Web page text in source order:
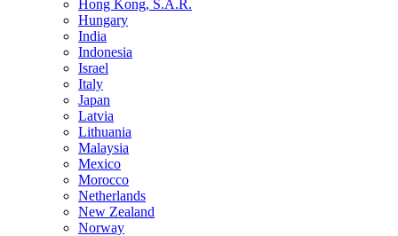
Hong Kong, S.A.R.
Hungary
India
Indonesia
Israel
Italy
Japan
Latvia
Lithuania
Malaysia
Mexico
Morocco
Netherlands
New Zealand
Norway